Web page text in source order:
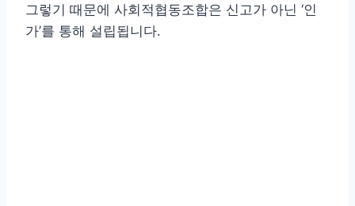
그렇기 때문에 사회적협동조합은 신고가 아닌 ‘인
가’를 통해 설립됩니다.